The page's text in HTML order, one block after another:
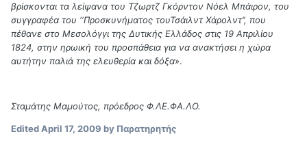
βρίσκονται τα λείψανα του Τζωρτζ Γκόρντον Νόελ Μπάιρον, του
συγγραφέα του ‘‘Προσκυνήματος τουΤσάιλντ Χάρολντ’’, που
πέθανε στο Μεσολόγγι της Δυτικής Ελλάδος στις 19 Απριλίου
1824, στην ηρωική του προσπάθεια για να ανακτήσει η χώρα
αυτήτην παλιά της ελευθερία και δόξα».
Σταμάτης Μαμούτος, πρόεδρος Φ.ΛΕ.ΦΑ.ΛΟ.
EditedApril 17, 2009 by Παρατηρητής